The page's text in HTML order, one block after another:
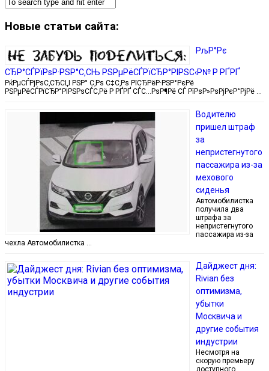
Новые статьи сайта:
РљР°Рє
СЂР°СЃРїРѕР·РЅР°С‚СЊ РЅРµРёСЃРїСЂР°РІРЅС‹Р№ Р РҐРҐ
РќРµСЃРјРѕС‚СЂСЏ РЅР° С‚Рѕ С‡С‚Рѕ РїСЂРёР·РЅР°РєРё
РЅРµРёСЃРїСЂР°РІРЅРѕСЃС‚Рё Р РҐРҐ СЃС…РѕР¶Рё СЃ РїРѕР»РѕРјРєР°РјРё …
Водителю
пришел штраф
за
непристегнутого
пассажира из-за
мехового
сиденья
Автомобилистка
получила два
штрафа за
непристегнутого
пассажира из-за
чехла Автомобилистка …
Дайджест дня:
Rivian без
оптимизма,
убытки
Москвича и
другие события
индустрии
Несмотря на
скорую премьеру
доступного